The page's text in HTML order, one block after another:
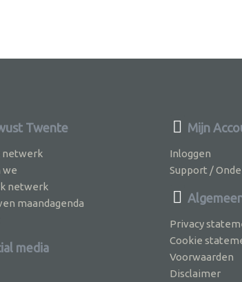
Twente
netwerk
we
netwerk
maandagenda
media
Mijn
Inloggen
Support /
Privacy
Cookie
Voorwaarden
Disclaimer